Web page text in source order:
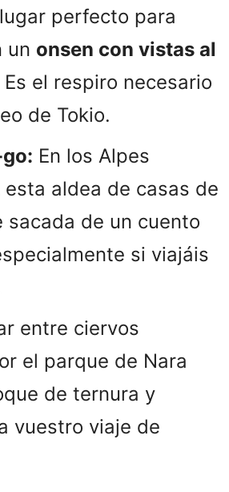
perfecto para
un onsen con vistas al
Es el respiro necesario
de Tokio.
En los Alpes
esta aldea de casas de
sacada de un cuento
si viajáis
entre ciervos
el parque de Nara
de ternura y
vuestro viaje de